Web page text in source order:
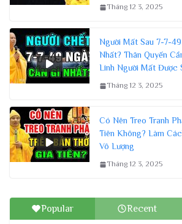
Tháng 12 3, 2025
Người Mất Sau 7-7-
Nhất? Thân Quyến
Linh Người Mất Được
Tháng 12 3, 2025
Có Nên Treo Tranh
Tiên Không? Làm
Vô Lượng
Tháng 12 3, 2025
Popular Recent